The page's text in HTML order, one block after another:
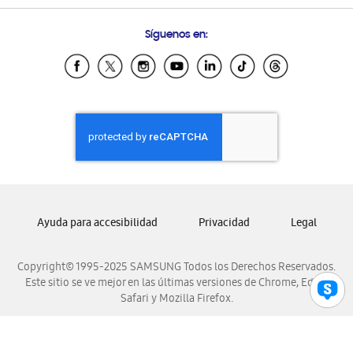
Samsung Ecuador
Samsung El Salvador
Samsung Honduras
Samsung Nicaragua
Samsung Panamá
Samsung Venezuela
Síguenos en:
Copyright© 1995-2025 SAMSUNG Todos los Derechos Reservados.
Este sitio se ve mejor en las últimas versiones de Chrome, Edge,
Safari y Mozilla Firefox.
Ayuda para accesibilidad Privacidad Legal